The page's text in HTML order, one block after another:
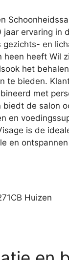
ervaring in
en
heen heeft Wil
het
te bieden.
met
de salon
en
is de
en
Huizen